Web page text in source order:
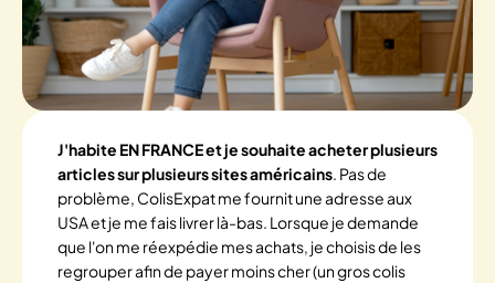
J'habite EN FRANCE et je souhaite acheter plusieurs
articles sur plusieurs sites américains. Pas de
problème, ColisExpat me fournit une adresse aux
USA et je me fais livrer là-bas. Lorsque je demande
que l'on me réexpédie mes achats, je choisis de les
regrouper afin de payer moins cher (un gros colis